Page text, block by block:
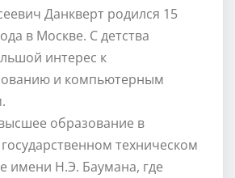
Данкверт родился 15
в Москве. С детства
интерес к
и компьютерным
образование в
техническом
имени Н.Э. Баумана, где